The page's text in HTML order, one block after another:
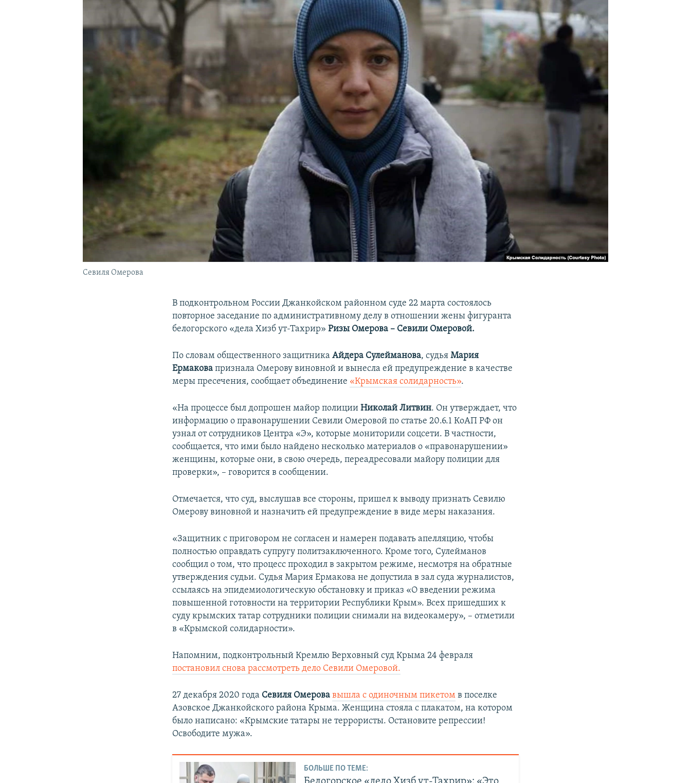
Севиля Омерова
В подконтрольном России Джанкойском районном суде 22 марта состоялось
повторное заседание по административному делу в отношении жены фигуранта
белогорского «дела Хизб ут-Тахрир»Ризы Омерова – Севили Омеровой.
По словам общественного защитникаАйдера Сулейманова, судьяМария
Ермакова признала Омерову виновной и вынесла ей предупреждение в качестве
меры пресечения, сообщает объединение «Крымская солидарность».
«На процессе был допрошен майор полицииНиколай Литвин. Он утверждает, что
информацию о правонарушении Севили Омеровой по статье 20.6.1 КоАП РФ он
узнал от сотрудников Центра «Э», которые мониторили соцсети. В частности,
сообщается, что ими было найдено несколько материалов о «правонарушении»
женщины, которые они, в свою очередь, переадресовали майору полиции для
проверки», – говорится в сообщении.
Отмечается, что суд, выслушав все стороны, пришел к выводу признать Севилю
Омерову виновной и назначить ей предупреждение в виде меры наказания.
«Защитник с приговором не согласен и намерен подавать апелляцию, чтобы
полностью оправдать супругу политзаключенного. Кроме того, Сулейманов
сообщил о том, что процесс проходил в закрытом режиме, несмотря на обратные
утверждения судьи. Судья Мария Ермакова не допустила в зал суда журналистов,
ссылаясь на эпидемиологическую обстановку и приказ «О введении режима
повышенной готовности на территории Республики Крым». Всех пришедших к
суду крымских татар сотрудники полиции снимали на видеокамеру», – отметили
в «Крымской солидарности».
Напомним, подконтрольный Кремлю Верховный суд Крыма 24 февраля
постановил снова рассмотреть дело Севили Омеровой.
27 декабря 2020 года Севиля Омеровавышла с одиночным пикетом в поселке
Азовское Джанкойского района Крыма. Женщина стояла с плакатом, на котором
было написано: «Крымские татары не террористы. Остановите репрессии!
Освободите мужа».
БОЛЬШЕ ПО ТЕМЕ: